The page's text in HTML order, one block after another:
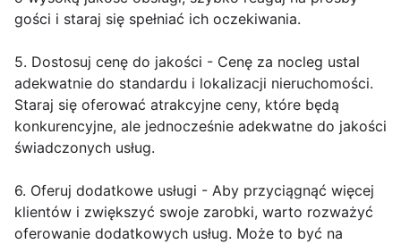
gości i staraj się spełniać ich oczekiwania.
5. Dostosuj cenę do jakości - Cenę za nocleg ustal
adekwatnie do standardu i lokalizacji nieruchomości.
Staraj się oferować atrakcyjne ceny, które będą
konkurencyjne, ale jednocześnie adekwatne do jakości
świadczonych usług.
6. Oferuj dodatkowe usługi - Aby przyciągnąć więcej
klientów i zwiększyć swoje zarobki, warto rozważyć
oferowanie dodatkowych usług. Może to być na